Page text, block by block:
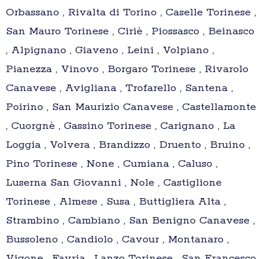
Orbassano , Rivalta di Torino , Caselle Torinese ,
San Mauro Torinese , Ciriè , Piossasco , Beinasco
, Alpignano , Giaveno , Leini , Volpiano ,
Pianezza , Vinovo , Borgaro Torinese , Rivarolo
Canavese , Avigliana , Trofarello , Santena ,
Poirino , San Maurizio Canavese , Castellamonte
, Cuorgnè , Gassino Torinese , Carignano , La
Loggia , Volvera , Brandizzo , Druento , Bruino ,
Pino Torinese , None , Cumiana , Caluso ,
Luserna San Giovanni , Nole , Castiglione
Torinese , Almese , Susa , Buttigliera Alta ,
Strambino , Cambiano , San Benigno Canavese ,
Bussoleno , Candiolo , Cavour , Montanaro ,